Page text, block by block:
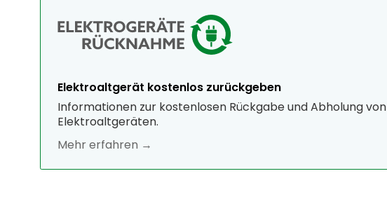
Elektroaltgerät kostenlos zurückgeben
Informationen zur kostenlosen Rückgabe und Abholung von
Elektroaltgeräten.
Mehr erfahren →